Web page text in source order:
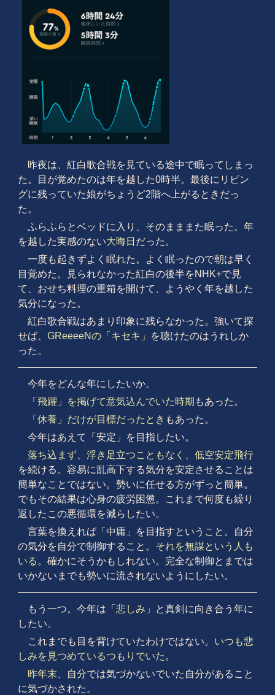
昨夜は、紅白歌合戦を見ている途中で眠ってしまっ
た。目が覚めたのは年を越した0時半。最後にリビン
グに残っていた娘がちょうど2階へ上がるときだっ
た。
ふらふらとベッドに入り、そのまままた眠った。年
を越した実感のない大晦日 だった。
一度も起きずよく眠れた。よく眠ったので朝は早く
目覚めた。見られなかった紅白の後半をNHK+で見
て、おせち料理の重箱を開けて、ようやく年を越した
気分になった。
紅白歌合戦はあまり印象に残らなかった。強いて探
せば、 GReeeeNの「キセキ」
を聴けたのはうれしか
った。
今年をどんな年にしたいか。
「飛躍」を掲げて意気込んでいた時期 もあった。
「休養」だけが目標だったとき もあった。
今年はあえて「安定」を目指したい。
落ち込まず、 浮き足立つこともなく 、 低空安定飛行
を続ける。容易に乱高下する気分を安定させることは
簡単なことではない。勢いに任せる方がずっと簡単。
でもその結果は心身の疲労困憊。これまで何度も繰り
返したこの悪循環を減らしたい。
言葉を換えれば「中庸」を目指すということ。自分
の気分を自分で制御すること。 それを無謀という人も
いる。確かにそうかもしれない。完全な制御とまでは
いかないまでも勢いに流されないようにしたい。
もう一つ。今年は「 悲しみ 」と真剣に向き合う年に
したい。
これまでも目を背けていたわけではない。 いつも悲
しみを見つめているつもりでいた。
昨年末、自分では気づかないでいた自分があること
に気づかされた。